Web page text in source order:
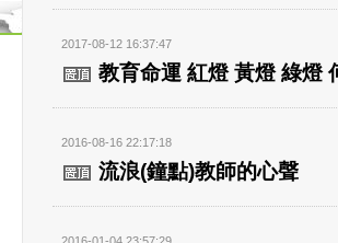
2017-08-12 16:37:47
教育命運 紅燈 黃燈 綠燈
2016-08-16 22:17:18
流浪(鐘點)教師的心聲